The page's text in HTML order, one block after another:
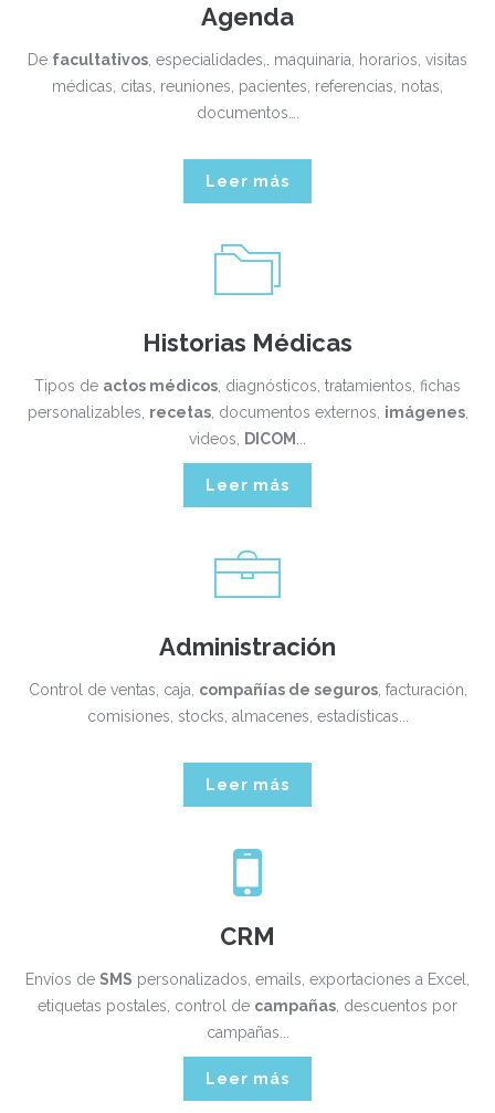
Agenda
De facultativos , especialidades,. maquinaria, horarios, visitas
médicas, citas, reuniones, pacientes, referencias, notas,
documentos….
Leer más
Historias Médicas
Tipos de actos médicos , diagnósticos, tratamientos, fichas
personalizables, recetas, documentos externos, imágenes,
videos, DICOM
Leer más
Administración
Control de ventas, caja, compañías de seguros, facturación,
comisiones, stocks, almacenes, estadísticas...
Leer más
CRM
Envíos de SMS personalizados, emails, exportaciones a Excel,
etiquetas postales, control de campañas , descuentos por
campañas...
Leer más